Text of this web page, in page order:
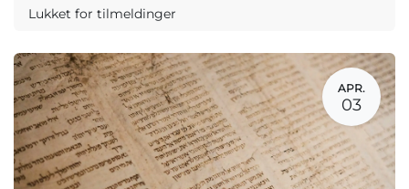
Lukket for tilmeldinger
APR.
03